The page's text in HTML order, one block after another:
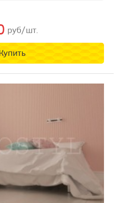
руб/шт.